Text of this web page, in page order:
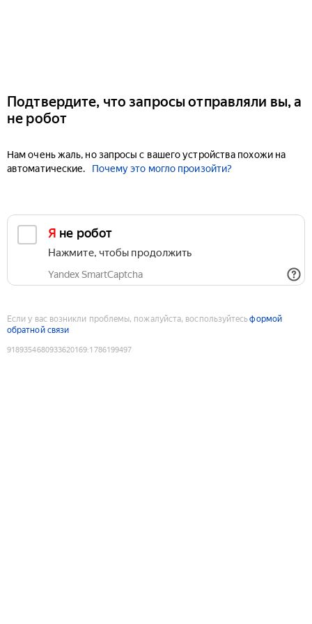
Подтвердите, что запросы отправляли вы, а
не робот
Нам очень жаль, но запросы с вашего устройства похожи на
автоматические.
Почему это могло произойти?
Я не робот
Нажмите, чтобы продолжить
Yandex SmartCaptcha
Если у вас возникли проблемы, пожалуйста, воспользуйтесьформой
обратной связи
9189354680933620169:1786199497